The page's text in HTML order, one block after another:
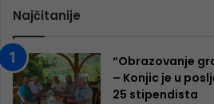
Najčitanije
“Obrazovanje
– Konjic je u
25 ​​stipendista